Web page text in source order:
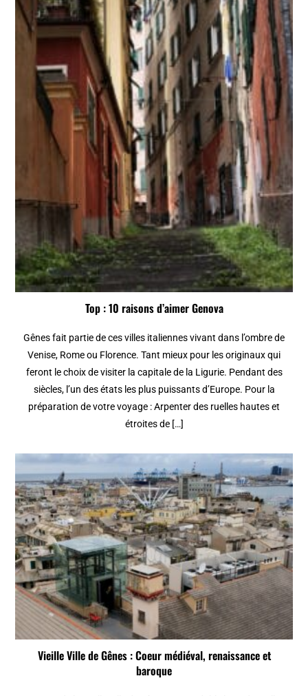
Top : 10 raisons d’aimer Genova
Gênes fait partie de ces villes italiennes vivant dans l’ombre de
Venise, Rome ou Florence. Tant mieux pour les originaux qui
feront le choix de visiter la capitale de la Ligurie. Pendant des
siècles, l’un des états les plus puissants d’Europe. Pour la
préparation de votre voyage : Arpenter des ruelles hautes et
étroites de […]
Vieille Ville de Gênes : Coeur médiéval, renaissance et
baroque